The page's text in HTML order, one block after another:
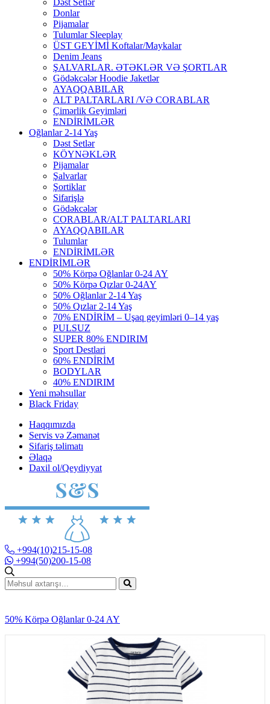
Dəst Setlər
Donlar
Pijamalar
Tulumlar Sleeplay
ÜST GEYİMİ Koftalar/Maykalar
Denim Jeans
ŞALVARLAR. ƏTƏKLƏR VƏ ŞORTLAR
Gödəkcələr Hoodie Jaketlər
AYAQQABILAR
ALT PALTARLARI /VƏ CORABLAR
Çimərlik Geyimləri
ENDİRİMLƏR
Oğlanlar 2-14 Yaş
Dəst Setlər
KÖYNƏKLƏR
Pijamalar
Şalvarlar
Şortiklar
Sifarişlə
Gödəkcələr
CORABLAR/ALT PALTARLARI
AYAQQABILAR
Tulumlar
ENDİRİMLƏR
ENDİRİMLƏR
50% Körpə Oğlanlar 0-24 AY
50% Körpə Qızlar 0-24AY
50% Oğlanlar 2-14 Yaş
50% Qızlar 2-14 Yaş
70% ENDİRİM – Uşaq geyimləri 0–14 yaş
PULSUZ
SUPER 80% ENDIRIM
Sport Destlari
60% ENDİRİM
BODYLAR
40% ENDIRIM
Yeni məhsullar
Black Friday
Haqqımızda
Servis və Zəmanət
Sifariş təlimatı
Əlaqə
Daxil ol/Qeydiyyat
+994(10)215-15-08
+994(50)200-15-08
50% Körpə Oğlanlar 0-24 AY